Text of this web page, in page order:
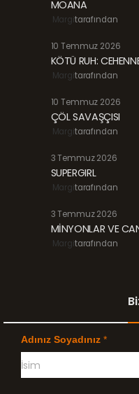
MOANA
Margitarafından
10 Temmuz 2026
KÖTÜ RUH:
Margitarafından
10 Temmuz 2026
ÇÖL SAVAŞÇISI
Margitarafından
3 Temmuz 2026
SUPERGIRL
Margitarafından
3 Temmuz 2026
MİNYONLAR VE
Margitarafından
Adınız Soyadınız *